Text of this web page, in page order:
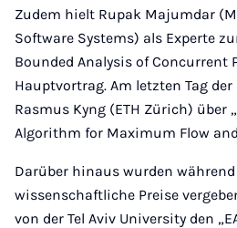
Zudem hielt Rupak Majumdar
Software Systems) als Experte
Bounded Analysis of Concurrent
Hauptvortrag. Am letzten Tag
Rasmus Kyng (ETH Zürich) über
Algorithm for Maximum Flow
Darüber hinaus wurden
wissenschaftliche Preise
von der Tel Aviv University den